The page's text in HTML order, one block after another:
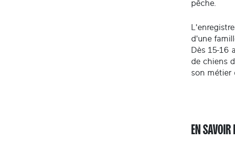
pêche.
d'une
Dès 15-16
de chiens
son métier
EN SAVOIR